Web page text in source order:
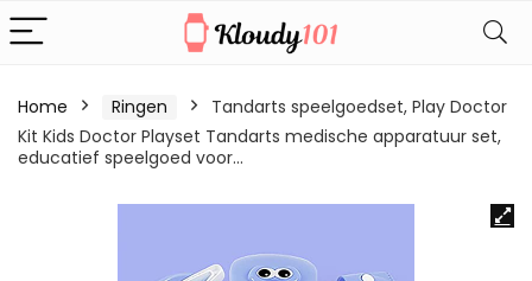
Home Ringen
Tandarts speelgoedset, Play Doctor
Kit Kids Doctor Playset Tandarts medische apparatuur set,
educatief speelgoed voor…